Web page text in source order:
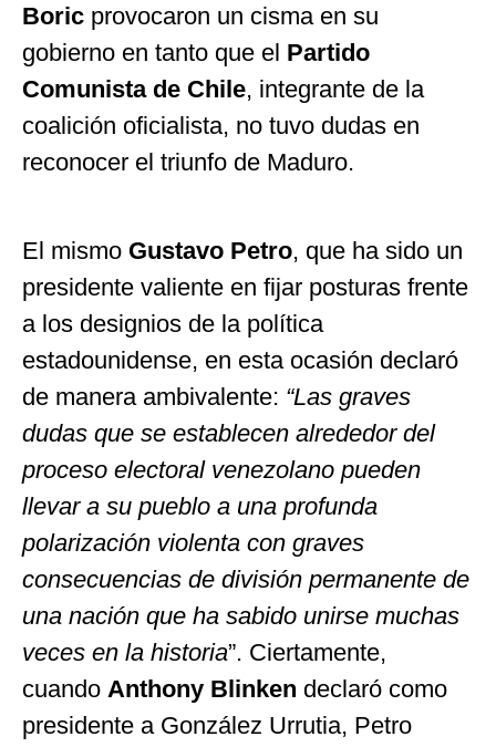
Boric provocaron un cisma en su
gobierno en tanto que el Partido
Comunista de Chile, integrante de la
coalición oficialista, no tuvo dudas en
reconocer el triunfo de Maduro.
El mismo Gustavo Petro, que ha sido un
presidente valiente en fijar posturas frente
a los designios de la política
estadounidense, en esta ocasión declaró
de manera ambivalente: “Las graves
dudas que se establecen alrededor del
proceso electoral venezolano pueden
llevar a su pueblo a una profunda
polarización violenta con graves
consecuencias de división permanente de
una nación que ha sabido unirse muchas
veces en la historia”. Ciertamente,
cuando Anthony Blinken declaró como
presidente a González Urrutia, Petro